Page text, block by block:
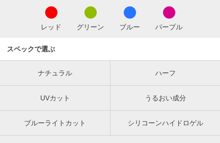
レッド グリーン ブルー パープル
スペックで選ぶ
ナチュラル ハーフ
UVカット うるおい成分
ブルーライトカット シリコーンハイドロゲル